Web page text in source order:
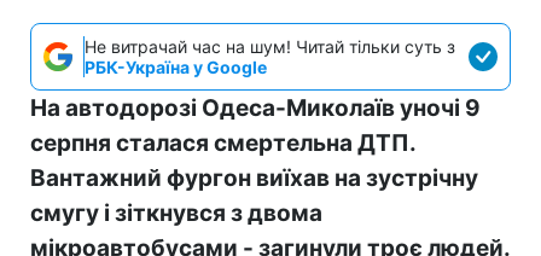
Не витрачай час на шум! Читай тільки суть з
РБК-Україна у Google
На автодорозі Одеса-Миколаїв уночі 9
серпня сталася смертельна ДТП.
Вантажний фургон виїхав на зустрічну
смугу і зіткнувся з двома
мікроавтобусами - загинули троє людей.